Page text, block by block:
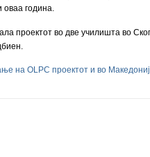
оваа година.
проектот во две училишта во
на OLPC проектот и во